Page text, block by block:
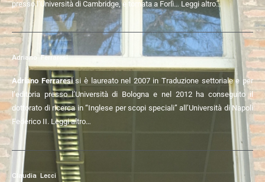
presso l’Università di Cambridge, è tornata a Forlì… Leggi altro…
Adriano Ferraresi
Adriano Ferraresisi è laureato nel 2007 in Traduzione settoriale e per
l’editoria presso l’Università di Bologna e nel 2012 ha conseguito il
dottorato di ricerca in “Inglese per scopi speciali” all’Università di Napoli
Federico II. Leggi altro…
Claudia Lecci